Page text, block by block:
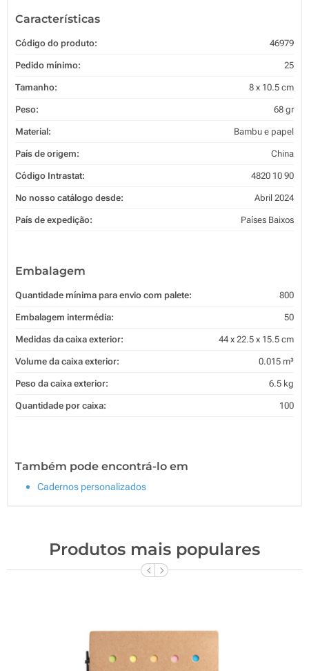
Características
Código do produto: 46979
Pedido mínimo: 25
Tamanho: 8 x 10.5 cm
Peso: 68 gr
Material: Bambu e papel
País de origem: China
Código Intrastat: 4820 10 90
No nosso catálogo desde: Abril 2024
País de expedição: Países Baixos
Embalagem
Quantidade mínima para envio com palete: 800
Embalagem intermédia: 50
Medidas da caixa exterior: 44 x 22.5 x 15.5 cm
Volume da caixa exterior: 0.015 m³
Peso da caixa exterior: 6.5 kg
Quantidade por caixa: 100
Também pode encontrá-lo em
Cadernos personalizados
Produtos mais populares